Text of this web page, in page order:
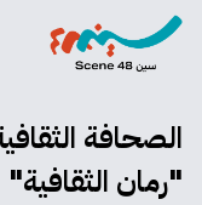
الصحافة
"رمان الثقافية"